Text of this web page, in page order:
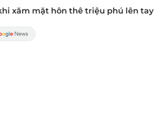
xăm mặt hôn thê triệu phú lên tay